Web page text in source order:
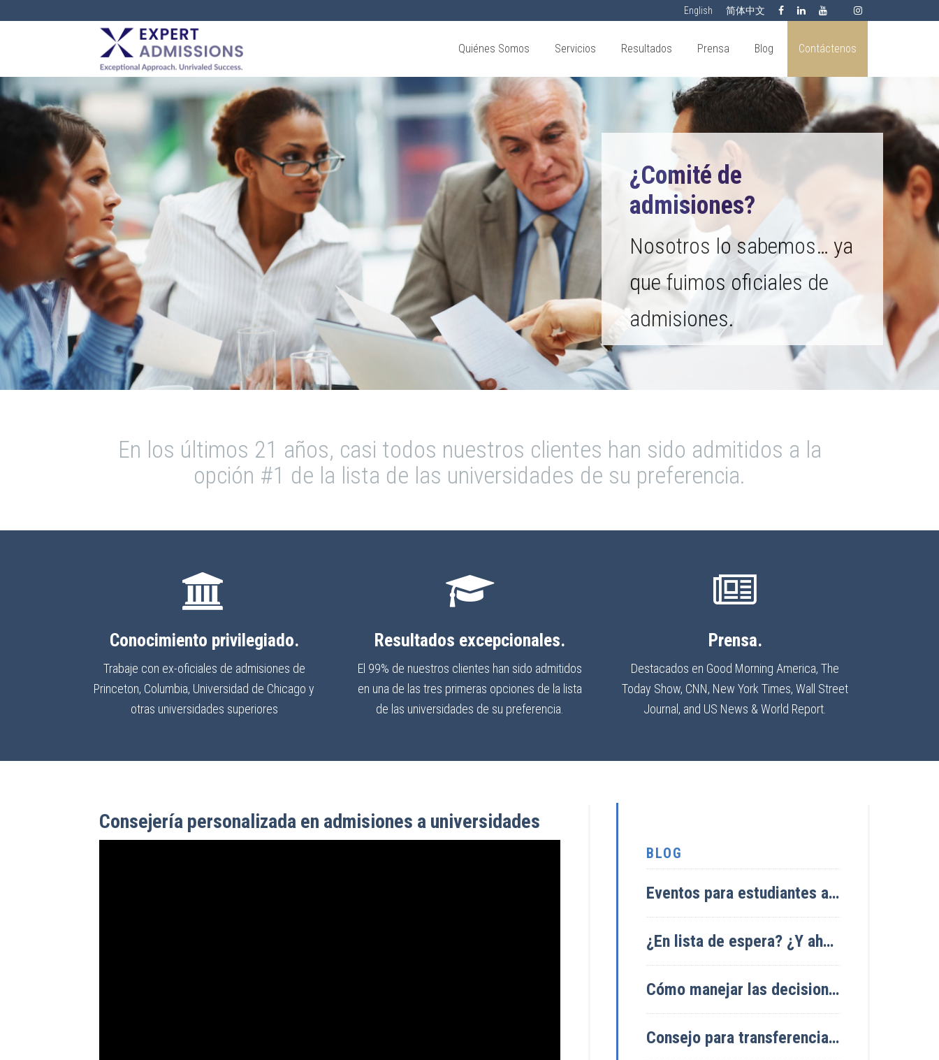
English 简体中文
EXPERT
ADMISSIONS
Quiénes Somos Servicios Resultados Prensa Blog Contáctenos
¿Comité de
admisiones?
Nosotros lo sabemos… ya
que fuimos oficiales de
admisiones.
En los últimos 21 años, casi todos nuestros clientes han sido admitidos a la
opción #1 de la lista de las universidades de su preferencia.
Conocimiento privilegiado.
Trabaje con ex-oficiales de admisiones de
Princeton, Columbia, Universidad de Chicago y
otras universidades superiores
Resultados excepcionales.
El 99% de nuestros clientes han sido admitidos
en una de las tres primeras opciones de la lista
de las universidades de su preferencia.
Prensa.
Destacados en Good Morning America, The
Today Show, CNN, New York Times, Wall Street
Journal, and US News & World Report.
Consejería personalizada en admisiones a universidades
BLOG
Eventos para estudiantes admitidos – edición Covid
¿En lista de espera? ¿Y ahora qué?
Cómo manejar las decisiones de admisión
Consejo para transferencia universitaria